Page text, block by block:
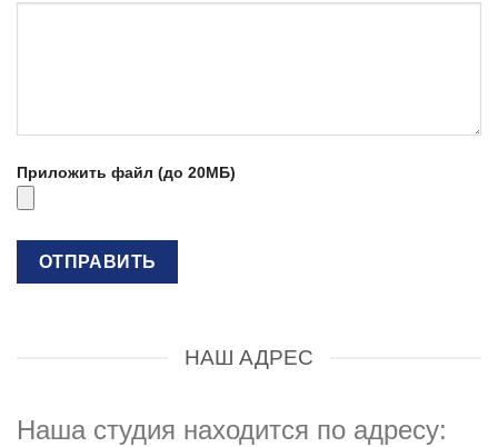
Приложить файл (до 20МБ)
НАШ АДРЕС
Наша студия находится по адресу: